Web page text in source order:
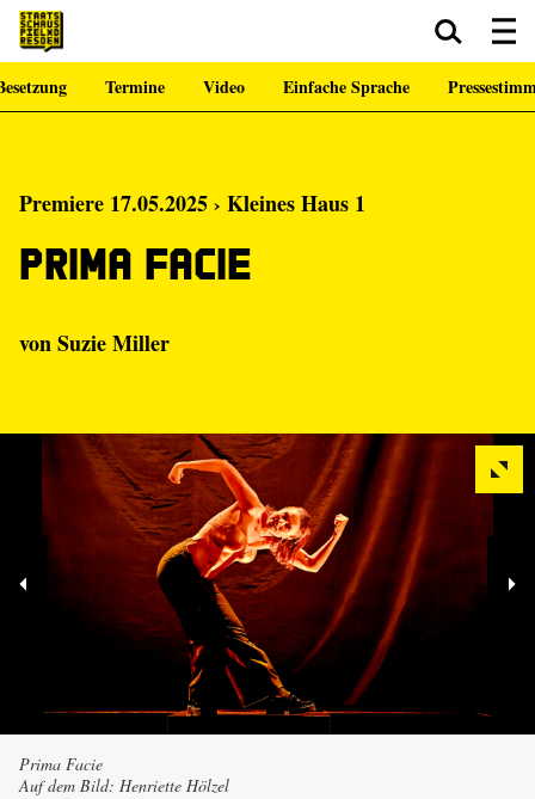
Zum Hauptinhalt springen Zum Footer springen
Termine Video Einfache Sprache
Premiere 17.05.2025 › Kleines Haus 1
Prima Facie
vonSuzie Miller
Prima Facie
Auf dem Bild: Henriette Hölzel